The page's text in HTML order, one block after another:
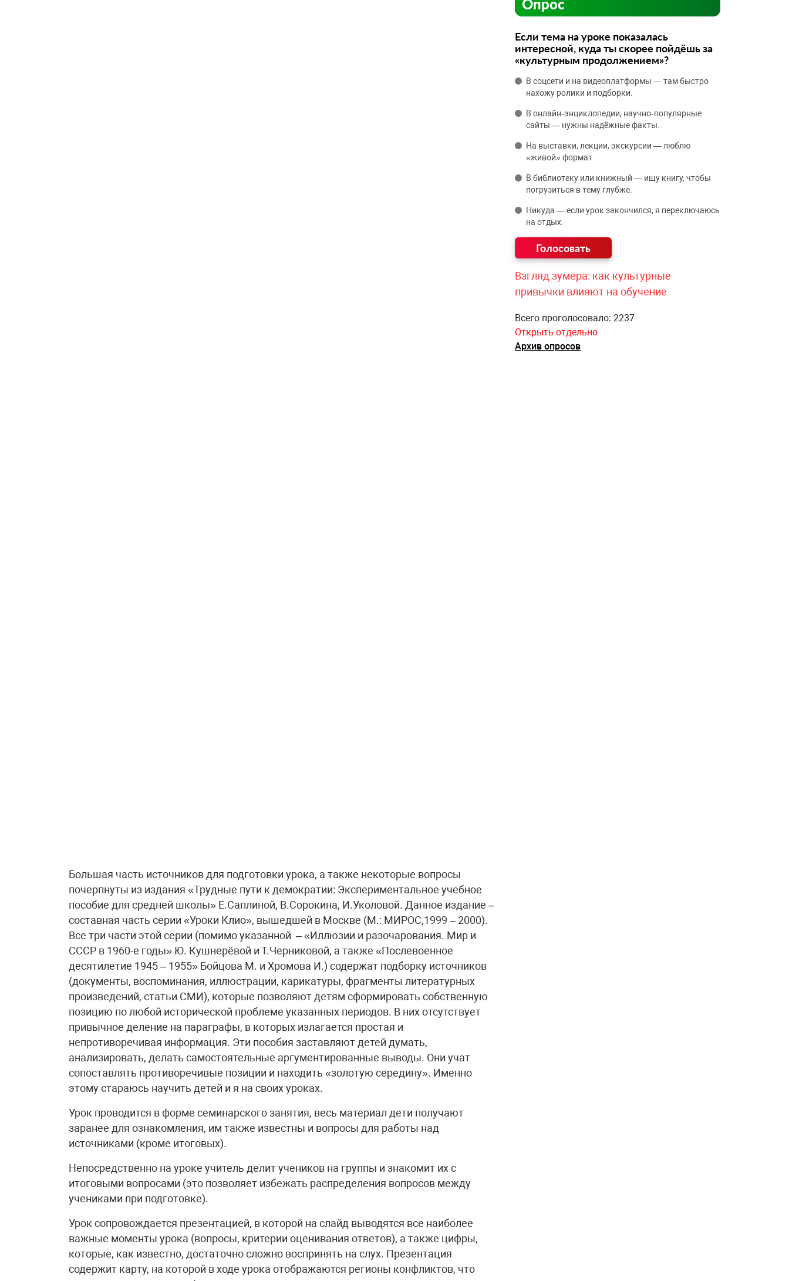
Большая часть источников для подготовки урока, а также некоторые вопросы
почерпнуты из издания «Трудные пути к демократии: Экспериментальное учебное
пособие для средней школы» Е.Саплиной, В.Сорокина, И.Уколовой. Данное издание –
составная часть серии «Уроки Клио», вышедшей в Москве (М.: МИРОС,1999 – 2000).
Все три части этой серии (помимо указанной – «Иллюзии и разочарования. Мир и
СССР в 1960-е годы» Ю. Кушнерёвой и Т.Черниковой, а также «Послевоенное
десятилетие 1945 – 1955» Бойцова М. и Хромова И.) содержат подборку источников
(документы, воспоминания, иллюстрации, карикатуры, фрагменты литературных
произведений, статьи СМИ), которые позволяют детям сформировать собственную
позицию по любой исторической проблеме указанных периодов. В них отсутствует
привычное деление на параграфы, в которых излагается простая и
непротиворечивая информация. Эти пособия заставляют детей думать,
анализировать, делать самостоятельные аргументированные выводы. Они учат
сопоставлять противоречивые позиции и находить «золотую середину». Именно
этому стараюсь научить детей и я на своих уроках.
Урок проводится в форме семинарского занятия, весь материал дети получают
заранее для ознакомления, им также известны и вопросы для работы над
источниками (кроме итоговых).
Непосредственно на уроке учитель делит учеников на группы и знакомит их с
итоговыми вопросами (это позволяет избежать распределения вопросов между
учениками при подготовке).
Урок сопровождается презентацией, в которой на слайд выводятся все наиболее
важные моменты урока (вопросы, критерии оценивания ответов), а также цифры,
которые, как известно, достаточно сложно воспринять на слух. Презентация
содержит карту, на которой в ходе урока отображаются регионы конфликтов, что
Опрос
Если тема на уроке показалась
интересной, куда ты скорее пойдёшь за
«культурным продолжением»?
В соцсети и на видеоплатформы — там быстро
нахожу ролики и подборки.
В онлайн‑энциклопедии, научно‑популярные
сайты — нужны надёжные факты.
На выставки, лекции, экскурсии — люблю
«живой» формат.
В библиотеку или книжный — ищу книгу, чтобы
погрузиться в тему глубже.
Никуда — если урок закончился, я переключаюсь
на отдых.
Взгляд зумера: как культурные
привычки влияют на обучение
Всего проголосовало: 2237
Открыть отдельно
Архив опросов